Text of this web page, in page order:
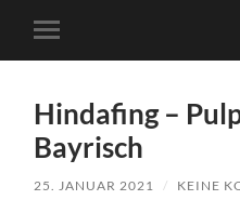
Mobile-
Menü
Hindafing –
Bayrisch
25. JANUAR 2021 / KEINE